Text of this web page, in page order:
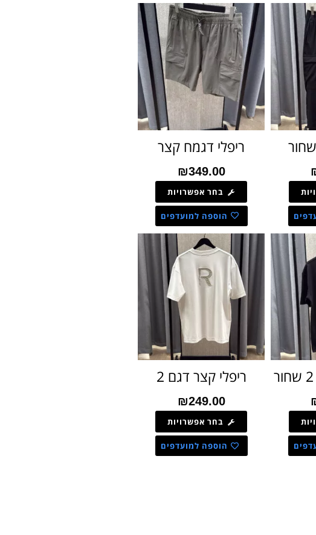
ריפלי דגמח קצר
₪349.00
בחר אפשרויות
הוספה למועדפים
ריפלי קצר דגם 2
₪249.00
בחר אפשרויות
הוספה למועדפים